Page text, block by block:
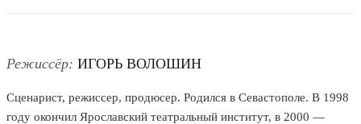
Режиссёр: ИГОРЬ ВОЛОШИН
Сценарист, режиссер, продюсер. Родился в Севастополе. В 1998
году окончил Ярославский театральный институт, в 2000 —